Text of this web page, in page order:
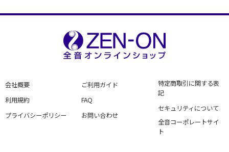
会社概要
利用規約
プライバシーポリシー
ご利用ガイド
FAQ
お問い合わせ
特定商取引に関する表
記
セキュリティについて
全音コーポレートサイ
ト